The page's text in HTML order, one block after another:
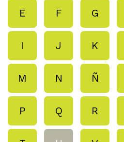
E F G
I J K
M N Ñ
P Q R